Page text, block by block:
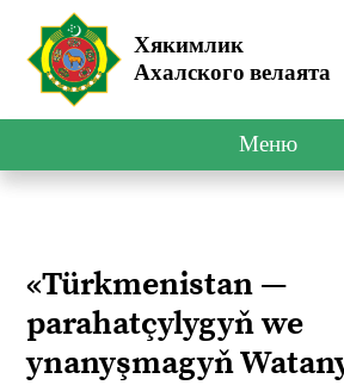
Хякимлик
Ахалского велаята
Меню
«Türkmenistan —
parahatçylygyň we
ynanyşmagyň